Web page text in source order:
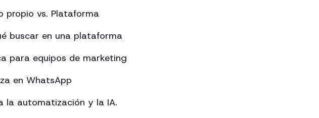
propio vs. Plataforma
buscar en una plataforma
para equipos de marketing
en WhatsApp
la automatización y la IA.